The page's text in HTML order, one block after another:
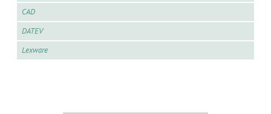
CAD
DATEV
Lexware